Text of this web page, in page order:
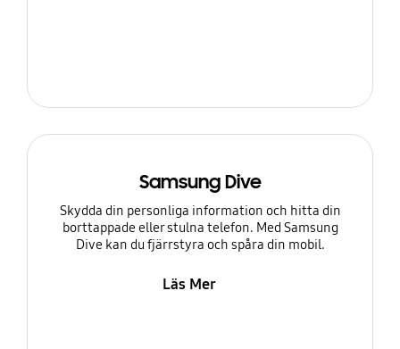
Samsung Dive
Skydda din personliga information och hitta din
borttappade eller stulna telefon. Med Samsung
Dive kan du fjärrstyra och spåra din mobil.
Läs Mer